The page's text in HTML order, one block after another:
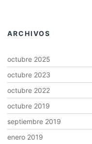
ARCHIVOS
octubre 2025
octubre 2023
octubre 2022
octubre 2019
septiembre 2019
enero 2019